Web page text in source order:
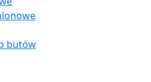
butów